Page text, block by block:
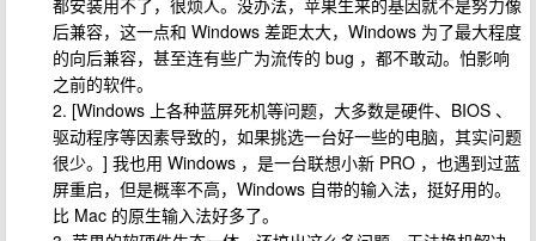
后兼容，这一点和 Windows 差距太大，Windows 为了最大程度
的向后兼容，甚至连有些广为流传的 bug ，都不敢动。怕影响
之前的软件。
2. [Windows 上各种蓝屏死机等问题，大多数是硬件、BIOS 、
驱动程序等因素导致的，如果挑选一台好一些的电脑，其实问题
很少。] 我也用 Windows ，是一台联想小新 PRO ，也遇到过蓝
屏重启，但是概率不高，Windows 自带的输入法，挺好用的。
比 Mac 的原生输入法好多了。